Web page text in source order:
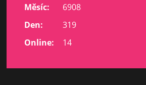
Online: 14
Měsíc:
6908
Den:
319